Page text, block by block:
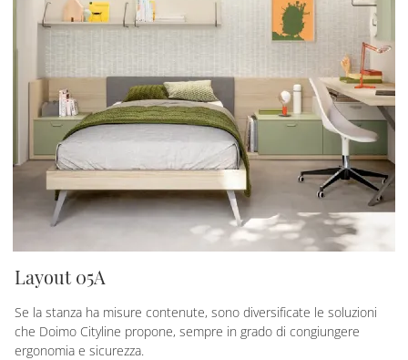
Layout 05A
Se la stanza ha misure contenute, sono diversificate le soluzioni
che Doimo Cityline propone, sempre in grado di congiungere
ergonomia e sicurezza.